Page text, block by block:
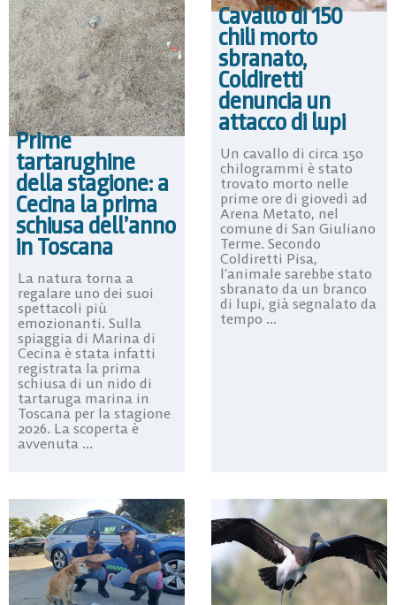
Prime
tartarughine
della stagione: a
Cecina la prima
schiusa dell’anno
in Toscana
La natura torna a
regalare uno dei suoi
spettacoli più
emozionanti. Sulla
spiaggia di Marina di
Cecina è stata infatti
registrata la prima
schiusa di un nido di
tartaruga marina in
Toscana per la stagione
2026. La scoperta è
avvenuta ...
Cavallo di 150
chili morto
sbranato,
Coldiretti
denuncia un
attacco di lupi
Un cavallo di circa 150
chilogrammi è stato
trovato morto nelle
prime ore di giovedì ad
Arena Metato, nel
comune di San Giuliano
Terme. Secondo
Coldiretti Pisa,
l’animale sarebbe stato
sbranato da un branco
di lupi, già segnalato da
tempo ...